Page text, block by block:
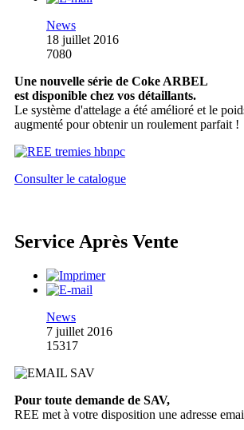
News
18 juillet 2016
7080
Une nouvelle série de Coke ARBEL
est disponible chez vos détaillants.
Le système d'attelage a été amélioré et le
augmenté pour obtenir un roulement parfait !
Consulter le catalogue
Service Après Vente
News
7 juillet 2016
15317
Pour toute demande de SAV,
REE met à votre disposition une adresse